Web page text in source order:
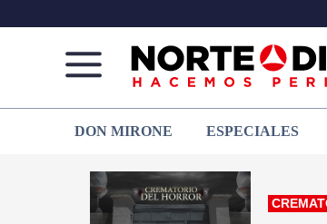
de
Juárez
que
hacemos periodismo
DON MIRONE ESPECIALES